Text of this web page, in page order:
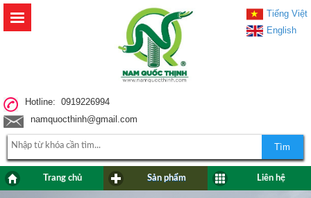
Hotline: 0919226994
namquocthinh@gmail.com
Tiếng Việt
English
Tìm
Trang chủ Sản phẩm Liên hệ